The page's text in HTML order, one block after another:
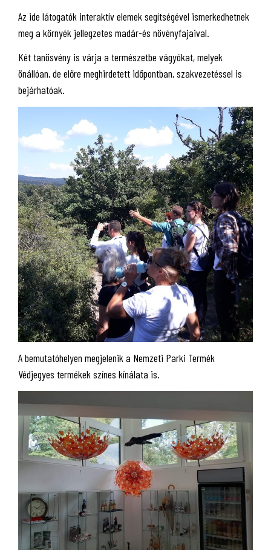
Az ide látogatók interaktív elemek segítségével ismerkedhetnek
meg a környék jellegzetes madár-és növényfajaival.
Két tanösvény is várja a természetbe vágyókat, melyek
önállóan, de előre meghirdetett időpontban, szakvezetéssel is
bejárhatóak.
A bemutatóhelyen megjelenik a Nemzeti Parki Termék
Védjegyes termékek színes kínálata is.